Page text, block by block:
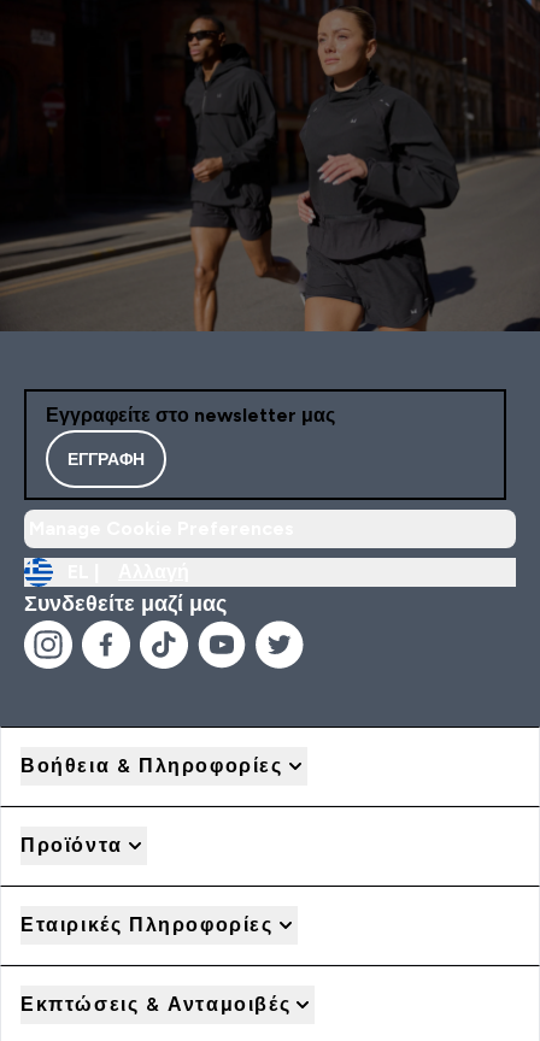
Εγγραφείτε στο newsletter μας
ΕΓΓΡΑΦΉ
Συνδεθείτε μαζί μας
Βοήθεια & Πληροφορίες
Προϊόντα
Εταιρικές Πληροφορίες
Εκπτώσεις & Ανταμοιβές